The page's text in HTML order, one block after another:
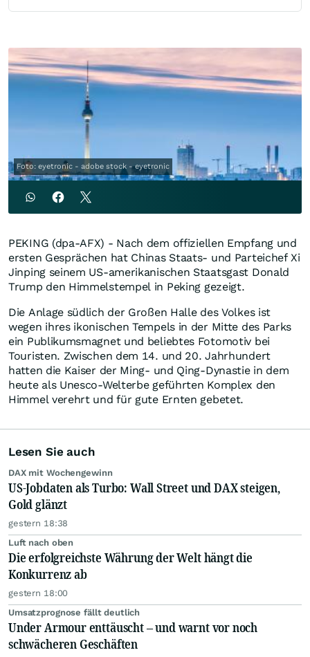
Foto: eyetronic - adobe stock - eyetronic
PEKING (dpa-AFX) - Nach dem offiziellen Empfang und
ersten Gesprächen hat Chinas Staats- und Parteichef Xi
Jinping seinem US-amerikanischen Staatsgast Donald
Trump den Himmelstempel in Peking gezeigt.
Die Anlage südlich der Großen Halle des Volkes ist
wegen ihres ikonischen Tempels in der Mitte des Parks
ein Publikumsmagnet und beliebtes Fotomotiv bei
Touristen. Zwischen dem 14. und 20. Jahrhundert
hatten die Kaiser der Ming- und Qing-Dynastie in dem
heute als Unesco-Welterbe geführten Komplex den
Himmel verehrt und für gute Ernten gebetet.
Lesen Sie auch
DAX mit Wochengewinn
US-Jobdaten als Turbo: Wall Street und DAX steigen,
Gold glänzt
gestern 18:38
Luft nach oben
Die erfolgreichste Währung der Welt hängt die
Konkurrenz ab
gestern 18:00
Umsatzprognose fällt deutlich
Under Armour enttäuscht – und warnt vor noch
schwächeren Geschäften